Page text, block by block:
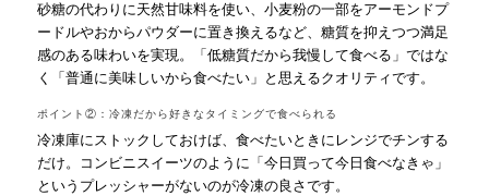
砂糖の代わりに天然甘味料を使い、小麦粉の一部をアーモンドプ
ードルやおからパウダーに置き換えるなど、糖質を抑えつつ満足
感のある味わいを実現。「低糖質だから我慢して食べる」ではな
く「普通に美味しいから食べたい」と思えるクオリティです。
ポイント②：冷凍だから好きなタイミングで食べられる
冷凍庫にストックしておけば、食べたいときにレンジでチンする
だけ。コンビニスイーツのように「今日買って今日食べなきゃ」
というプレッシャーがないのが冷凍の良さです。